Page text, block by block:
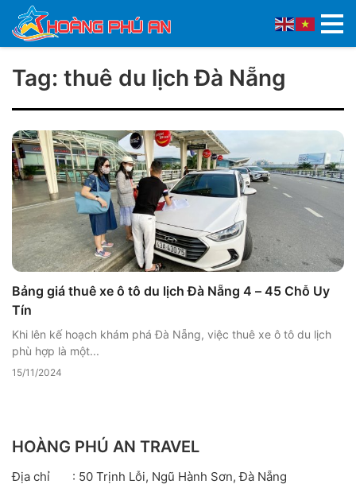
Tag: thuê du lịch Đà Nẵng
Bảng giá thuê xe ô tô du lịch Đà Nẵng 4 – 45 Chỗ Uy
Tín
Khi lên kế hoạch khám phá Đà Nẵng, việc thuê xe ô tô du lịch
phù hợp là một...
15/11/2024
HOÀNG PHÚ AN TRAVEL
Địa chỉ
: 50 Trịnh Lỗi, Ngũ Hành Sơn, Đà Nẵng